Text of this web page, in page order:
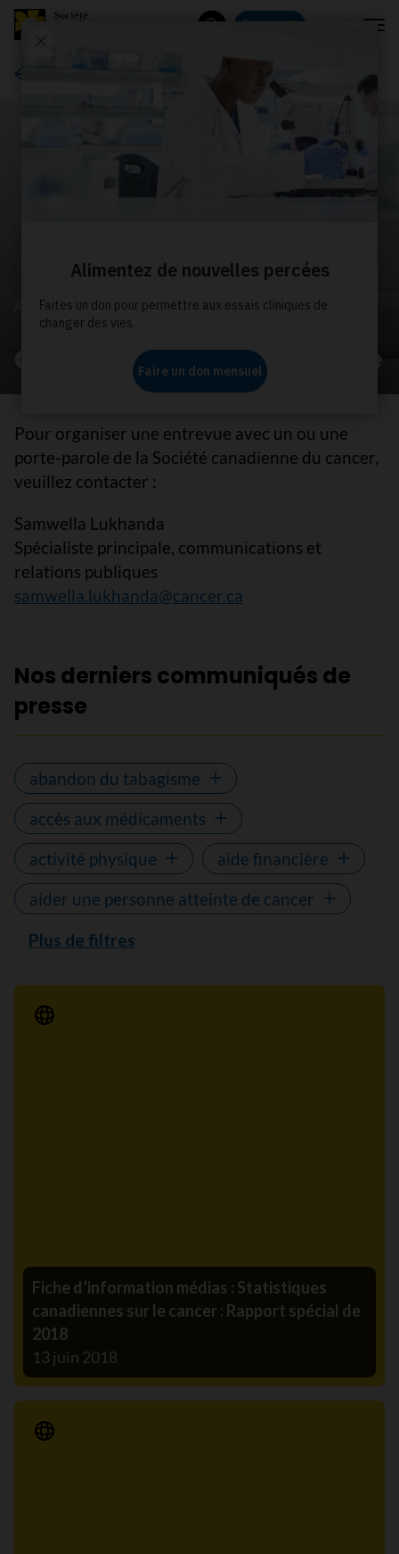
Donnez
À PROPOS DE NOUS
Communiqués de presse
Pour organiser une entrevue avec un ou une
porte-parole de la Société canadienne du cancer,
veuillez contacter :
Samwella Lukhanda
Spécialiste principale, communications et
relations publiques
samwella.lukhanda@cancer.ca
Nos derniers communiqués de
presse
abandon du tabagisme
accès aux médicaments
activité physique
aide financière
aider une personne atteinte de cancer
Plus de filtres
Communiqué de presse
Fiche d’information médias : Statistiques
canadiennes sur le cancer : Rapport spécial de
2018
13 juin 2018
Communiqué de presse